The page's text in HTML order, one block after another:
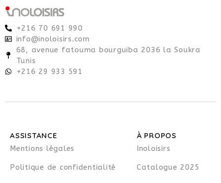
+216 70 691 990
info@inoloisirs.com
68, avenue fatouma bourguiba 2036 la Soukra
Tunis
+216 29 933 591
À PROPOS
Inoloisirs
Catalogue 2025
ASSISTANCE
Mentions légales
Politique de confidentialité